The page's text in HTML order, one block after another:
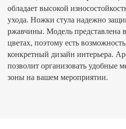
обладает высокой
ухода. Ножки стула надежно
ржавчины. Модель представлена
цветах, поэтому есть
конкретный дизайн интерьера.
позволит организовать удобные
зоны на вашем мероприятии.